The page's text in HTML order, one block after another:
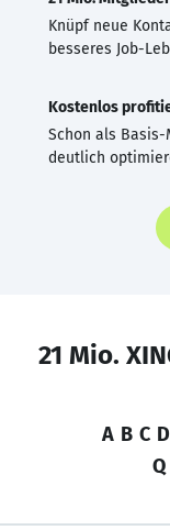
Knüpf neue
besseres Job-
Kostenlos
Schon als Basis-
deutlich
21 Mio.
A B C D
Q